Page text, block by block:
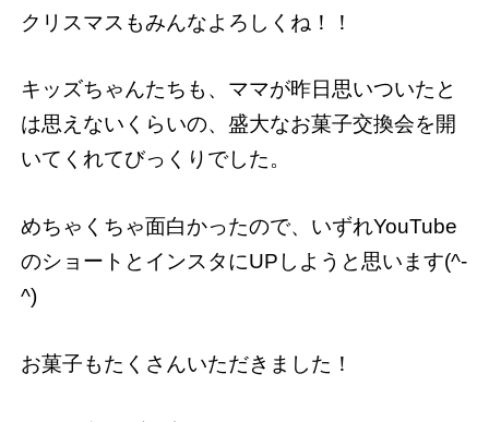
クリスマスもみんなよろしくね！！
キッズちゃんたちも、ママが昨日思いついたと
は思えないくらいの、盛大なお菓子交換会を開
いてくれてびっくりでした。
めちゃくちゃ面白かったので、いずれYouTube
のショートとインスタにUPしようと思います(^-
^)
お菓子もたくさんいただきました！